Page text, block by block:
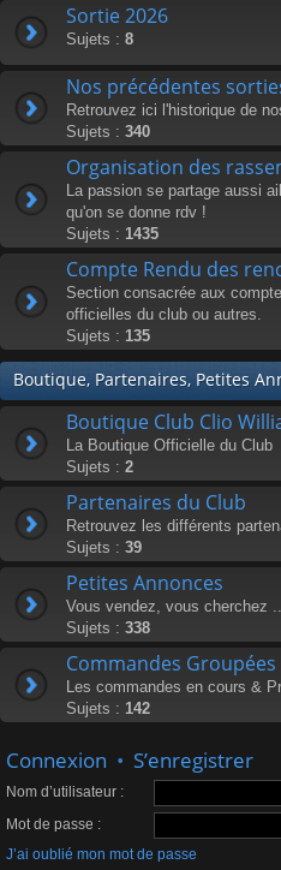
Sortie 2026
Sujets : 8
Nos précédentes
Retrouvez ici l'historique de
Sujets : 340
Organisation des
La passion se partage aussi
qu'on se donne rdv !
Sujets : 1435
Compte Rendu des
Section consacrée aux
officielles du club ou autres.
Sujets : 135
Boutique, Partenaires, Petites
Boutique Club Clio
La Boutique Officielle du Club
Sujets : 2
Partenaires du Club
Retrouvez les différents
Sujets : 39
Petites Annonces
Vous vendez, vous cherchez
Sujets : 338
Commandes Groupées
Les commandes en cours &
Sujets : 142
Connexion • S’enregistrer
Nom d’utilisateur :
Mot de passe :
J’ai oublié mon mot de passe